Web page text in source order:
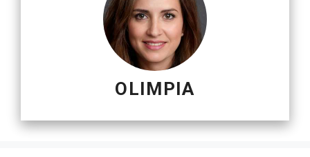
OLIMPIA